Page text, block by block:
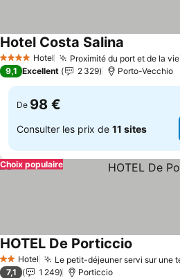
4 Étoiles Hotel Proximité du port et de la
Hotel Costa Salina
9,1 Excellent 2 329 Porto-Vecchio
De 98 €
Consulter les prix de 11 sites
Choix populaire
2 Étoiles
Hotel Le petit-déjeuner servi sur une
HOTEL De Porticcio
7,1 1 249 Porticcio